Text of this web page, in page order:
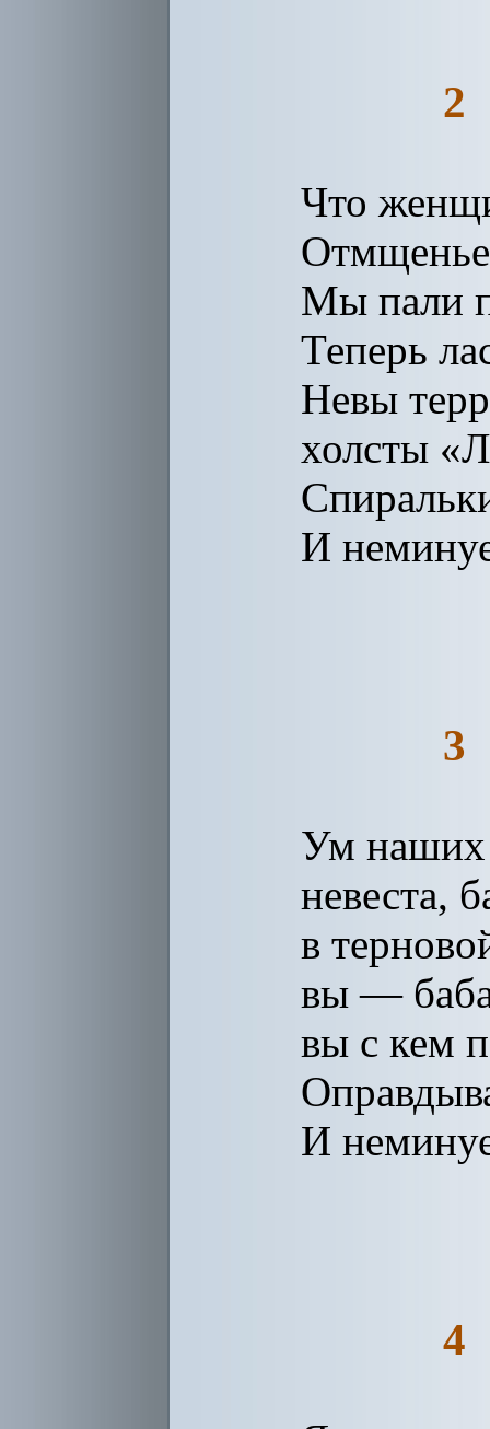
2
Что
Отмщенье
Мы пали
Теперь
Невы
холсты
И
3
Ум наших
невеста,
в
вы —
вы с кем
И
4